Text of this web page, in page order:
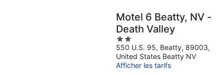
Motel 6 Beatty, NV -
Death Valley
2
out
of
5
550 U.S. 95, Beatty, 89003,
United States Beatty NV
Afficher les tarifs